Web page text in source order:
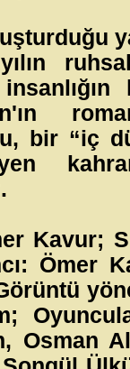
bir “iç
Kavur;
Ömer
Osman